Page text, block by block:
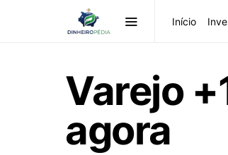
Início
Varejo
agora